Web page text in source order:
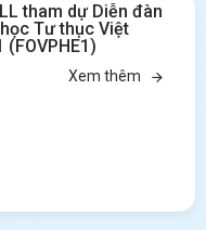
tham dự Diễn đàn
Tư thục Việt
(FOVPHE1)
Xem thêm